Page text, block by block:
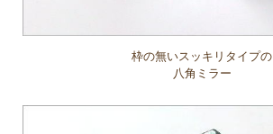
枠の無いスッキリタイプの
八角ミラー